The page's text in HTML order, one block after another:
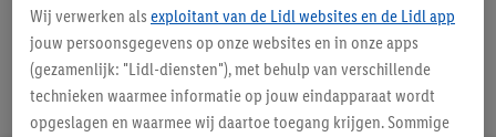
Wij verwerken als exploitant van de Lidl websites en de Lidl app
jouw persoonsgegevens op onze websites en in onze apps
(gezamenlijk: "Lidl-diensten"), met behulp van verschillende
technieken waarmee informatie op jouw eindapparaat wordt
opgeslagen en waarmee wij daartoe toegang krijgen. Sommige